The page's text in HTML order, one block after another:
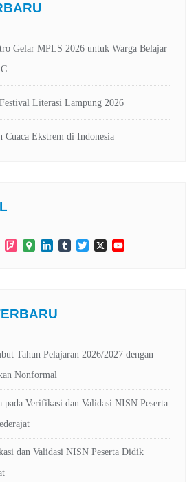
Gelar MPLS 2026 untuk Warga Belajar
Literasi Lampung 2026
Cuaca Ekstrem di Indonesia
Flickr Foursquare
GoogleLinkedInTumblrTwitter
X
Tahun Pelajaran 2026/2027 dengan
Nonformal
pada Verifikasi dan Validasi NISN Peserta
dan Validasi NISN Peserta Didik